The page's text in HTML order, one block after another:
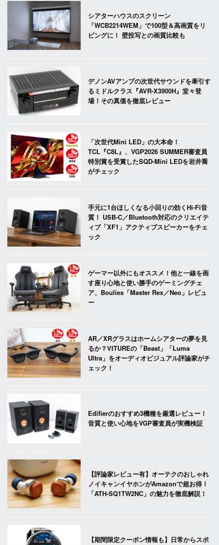
シアターハウスのスクリーン
「WCB2214WEM」で100型＆高画質をリ
ビングに！ 壁投写との画質比較も
デノンAVアンプの次世代サウンドを牽引す
るミドルクラス『AVR-X3900H』堂々登
場！その真価を徹底レビュー
「次世代Mini LED」の大本命！
TCL『C8L』、VGP2026 SUMMER審査員
特別賞を受賞したSQD-Mini LEDを岩井喬
がチェック
手元に1台ほしくなる小回りの効くHi-Fi音
質！ USB-C／Bluetooth対応のクリエイテ
ィブ「XF1」アクティブスピーカーをチェ
ック
ゲーマー以外にもオススメ！他と一線を画
す座り心地と使い勝手のゲーミングチェ
ア、Boulies「Master Rex／Neo」レビュ
ー
AR／XRグラスはホームシアターの夢を見
るか？VITUREの「Beast」「Luma
Ultra」をオーディオビジュアル評論家がチ
ェック！
Edifierのおすすめ3機種を厳選レビュー！
音質と使い心地をVGP審査員が実機検証
【評論家レビュー有】オーテクのおしゃれ
ノイキャンイヤホンがAmazonで超お得！
「ATH-SQ1TW2NC」の魅力を徹底解説！
【期間限定クーポン情報も】日常からスポ